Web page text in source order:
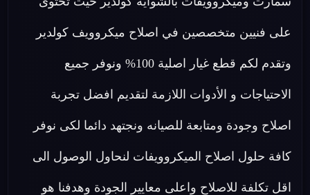
على فنيين متخصصين في اصلاح ميكروويف كولدير
وتقدم لكم قطع غيار اصلية 100% ونوفر جميع
الاحتياجات و الأدوات اللازمة لتقديم افضل تجربة
اصلاح وجودة ومتابعة للصيانه ونجتهد دائما لكى نوفر
كافة حلول اصلاح الميكروويفات لنحاول الوصول الى
اقل تكلفة للاصلاح واعلى معايير الجودة وهدفنا هو